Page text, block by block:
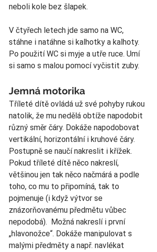
neboli kole bez šlapek.
V čtyřech letech jde samo na WC,
stáhne i natáhne si kalhotky a kalhoty.
Po použití WC si myje a utře ruce. Umí
si samo s malou pomocí vyčistit zuby.
Jemná motorika
Tříleté dítě ovládá už své pohyby rukou
natolik, že mu nedělá obtíže napodobit
různý směr čáry. Dokáže napodobovat
vertikální, horizontální i kruhové čáry.
Postupně se naučí nakreslit i křížek.
Pokud tříleté dítě něco nakreslí,
většinou jen tak něco načmárá a podle
toho, co mu to připomíná, tak to
pojmenuje (i když výtvor se
znázorňovanému předmětu vůbec
nepodobá).  Možná nakreslí i první
„hlavonožce“. Dokáže manipulovat s
malými předměty a např. navlékat